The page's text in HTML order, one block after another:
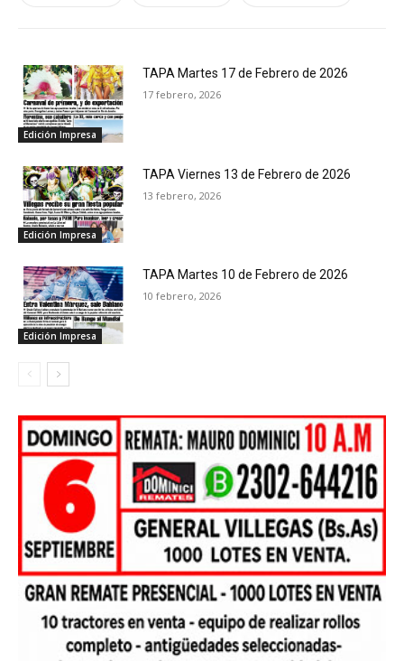
Edición Impresa
TAPA Martes 17 de Febrero de 2026
17 febrero, 2026
Edición Impresa
TAPA Viernes 13 de Febrero de 2026
13 febrero, 2026
Edición Impresa
TAPA Martes 10 de Febrero de 2026
10 febrero, 2026